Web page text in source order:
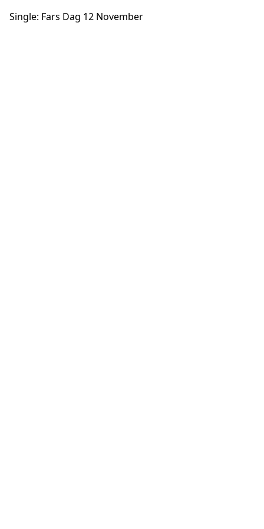
Single: Fars Dag 12 November